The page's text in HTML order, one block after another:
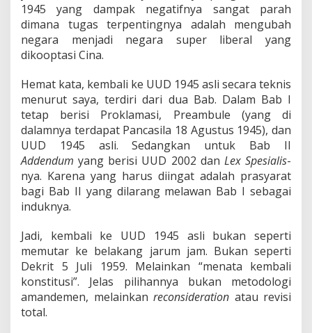
1945 yang dampak negatifnya sangat parah
dimana tugas terpentingnya adalah mengubah
negara menjadi negara super liberal yang
dikooptasi Cina.
Hemat kata, kembali ke UUD 1945 asli secara teknis
menurut saya, terdiri dari dua Bab. Dalam Bab I
tetap berisi Proklamasi, Preambule (yang di
dalamnya terdapat Pancasila 18 Agustus 1945), dan
UUD 1945 asli. Sedangkan untuk Bab II
Addendum yang berisi UUD 2002 dan Lex Spesialis-
nya. Karena yang harus diingat adalah prasyarat
bagi Bab II yang dilarang melawan Bab I sebagai
induknya.
Jadi, kembali ke UUD 1945 asli bukan seperti
memutar ke belakang jarum jam. Bukan seperti
Dekrit 5 Juli 1959. Melainkan “menata kembali
konstitusi”. Jelas pilihannya bukan metodologi
amandemen, melainkan reconsideration atau revisi
total.